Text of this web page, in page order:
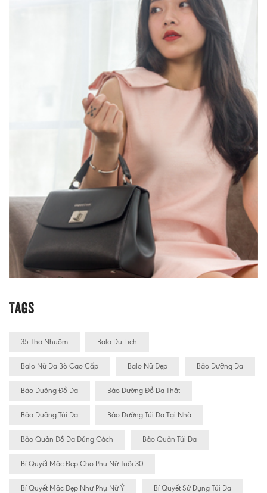
Tags
35 Thợ Nhuộm Balo Du Lịch
Balo Nữ Da Bò Cao Cấp Balo Nữ Đẹp Bảo Dưỡng Da
Bảo Dưỡng Đồ Da Bảo Dưỡng Đồ Da Thật
Bảo Dưỡng Túi Da Bảo Dưỡng Túi Da Tại Nhà
Bảo Quản Đồ Da Đúng Cách Bảo Quản Túi Da
Bí Quyết Mặc Đẹp Cho Phụ Nữ Tuổi 30
Bí Quyết Mặc Đẹp Như Phụ Nữ Ý Bí Quyết Sử Dụng Túi Da